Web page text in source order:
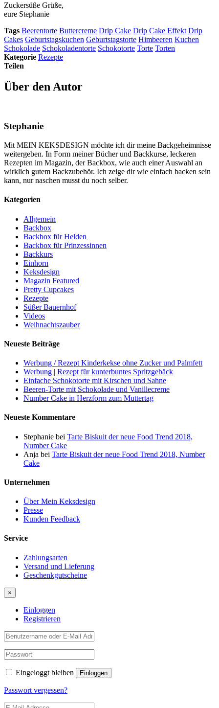
Zuckersüße Grüße,
eure Stephanie
Tags Beerentorte Buttercreme Drip Cake Drip Cake Effekt Drip
Cakes Geburtstagskuchen Geburtstagstorte Himbeeren Kuchen
Schokolade Schokoladentorte Schokotorte Torte Torten
Kategorie Rezepte
Teilen
Über den Autor
Stephanie
Mit MEIN KEKSDESIGN möchte ich dir meine Backgeheimnisse
weitergeben. In Form meiner Bücher und Backkurse, leckeren
Rezepten im Magazin, der Backbox, wie auch einer Auswahl an
wirklich gutem Backzubehör. Ich zeige dir wie einfach backen sein
kann, nur naschen musst du noch selber.
Kategorien
Allgemein
Backbox
Backbox für Helden
Backbox für Prinzessinnen
Backkurs
Einhorn
Keksdesign
Magazin Featured
Pretty Cupcakes
Rezepte
Süßer Bauernhof
Videos
Weihnachtszauber
Neueste Beiträge
Werbung / Rezept Kinderkekse ohne Zucker und Palmfett
Werbung | Rezept für kunterbuntes Spritzgebäck
Einfache Schokotorte mit Kirschen und Sahne
Beeren-Torte mit Schokolade und Vanillecreme
Number Cake in Herzform zum Muttertag
Neueste Kommentare
Stephanie bei Tarte Biskuit der neue Food Trend 2018,
Number Cake
Anja bei Tarte Biskuit der neue Food Trend 2018, Number
Cake
Unternehmen
Über Mein Keksdesign
Presse
Kunden Feedback
Service
Zahlungsarten
Versand und Lieferung
Geschenkgutscheine
×
Einloggen
Registrieren
Eingeloggt bleiben
Passwort vergessen?